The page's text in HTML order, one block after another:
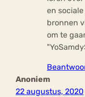
en
bronnen
om te
Anoniem
22 augustus, 2020